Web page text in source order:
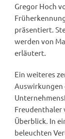
Gregor Hoch
präsentiert.
werden von
erläutert.
Ein weiteres
Auswirkungen
Freudenthaler
Überblick. In
beleuchten